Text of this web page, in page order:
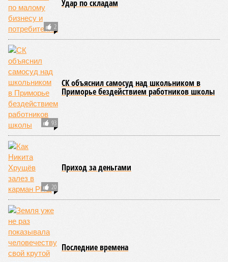
Когда земля – дыбом
Но это дела давно минувших дней. А что нам ждать в
дальнейшем? Авторы энциклопедии A-Z Animals,
основываясь на современных научных исследованиях и
глобальных тенденциях, составили свой список
угрожающих человечеству непосредственно сейчас, в XXI
веке.
«Золото» получили землетрясения. К наиболее
сейсмоопасным регионам относится Тихоокеанское
вулканическое огненное кольцо, включающее Индонезию,
Японию и западное побережье Северной и Южной Америки.
Турция, Иран, Индия и Непал также расположены на очень
активных линиях разломов тектонических плит. Не
исключение и центральная часть США – причина в Нью-
Мадридском разломе в штате Миссури. Землетрясения
средней силы – явление, в общем-то, обычное и вполне
сносное, но периодически, раз в несколько столетий,
трясёт так, что мало не покажется никому. К примеру, в
самом конце 2004 года бахнуло близ побережья
индонезийского острова Суматра, а следом пошли
огромные, превышающие высоту 15 метров, волны. Итог –
250 тыс. погибших.